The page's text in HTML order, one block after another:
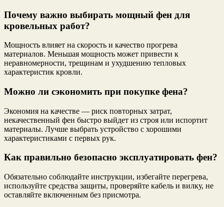
Почему важно выбирать мощный фен для
кровельных работ?
Мощность влияет на скорость и качество прогрева
материалов. Меньшая мощность может привести к
неравномерности, трещинам и ухудшению тепловых
характеристик кровли.
Можно ли сэкономить при покупке фена?
Экономия на качестве — риск повторных затрат,
некачественный фен быстро выйдет из строя или испортит
материалы. Лучше выбрать устройство с хорошими
характеристиками с первых рук.
Как правильно безопасно эксплуатировать фен?
Обязательно соблюдайте инструкции, избегайте перегрева,
используйте средства защиты, проверяйте кабель и вилку, не
оставляйте включенным без присмотра.